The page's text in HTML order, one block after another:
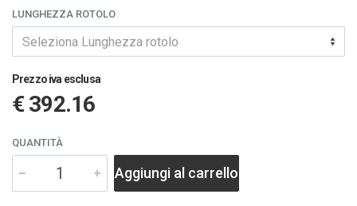
LUNGHEZZA ROTOLO
Seleziona Lunghezza rotolo
Prezzo iva esclusa
€ 392.16
QUANTITÀ
Aggiungi al carrello